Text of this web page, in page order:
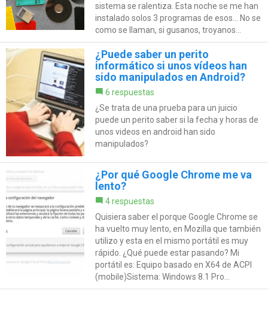
sistema se ralentiza. Esta noche se me han
instalado solos 3 programas de esos... No se
como se llaman, si gusanos, troyanos...
¿Puede saber un perito
informático si unos vídeos han
sido manipulados en Android?
6 respuestas
¿Se trata de una prueba para un juicio
puede un perito saber si la fecha y horas de
unos videos en android han sido
manipulados?
¿Por qué Google Chrome me va
lento?
4 respuestas
Quisiera saber el porque Google Chrome se
ha vuelto muy lento, en Mozilla que también
utilizo y esta en el mismo portátil es muy
rápido. ¿Qué puede estar pasando? Mi
portátil es: Equipo basado en X64 de ACPI
(mobile)Sistema: Windows 8.1 Pro...